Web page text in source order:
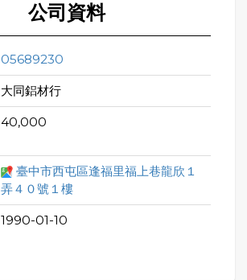
公司資料
05689230
大同鋁材行
40,000
臺中市西屯區逢福里福上巷龍欣１
弄４０號１樓
1990-01-10